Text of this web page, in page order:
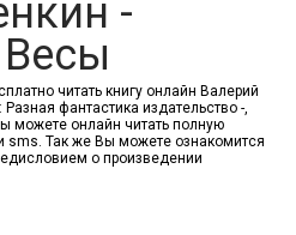
-
читать книгу онлайн Валерий
фантастика издательство -,
можете онлайн читать полную
sms. Так же Вы можете ознакомится
о произведении